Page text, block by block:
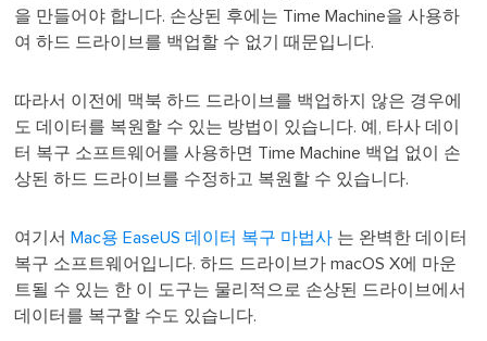
을 만들어야 합니다. 손상된 후에는 Time Machine을 사용하
여 하드 드라이브를 백업할 수 없기 때문입니다.
따라서 이전에 맥북 하드 드라이브를 백업하지 않은 경우에
도 데이터를 복원할 수 있는 방법이 있습니다. 예, 타사 데이
터 복구 소프트웨어를 사용하면 Time Machine 백업 없이 손
상된 하드 드라이브를 수정하고 복원할 수 있습니다.
여기서 Mac용 EaseUS 데이터 복구 마법사 는 완벽한 데이터
복구 소프트웨어입니다. 하드 드라이브가 macOS X에 마운
트될 수 있는 한 이 도구는 물리적으로 손상된 드라이브에서
데이터를 복구할 수도 있습니다.